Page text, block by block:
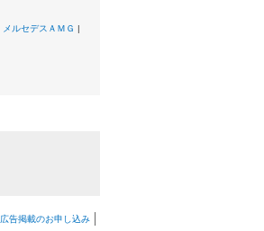
メルセデスＡＭＧ |
広告掲載のお申し込み